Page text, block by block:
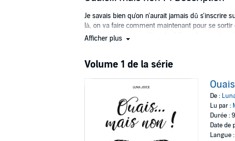
Je savais bien qu'on n'aurait jamais dû s'inscrire
là, on va faire comment maintenant pour se
! Je veux savoir ce qu'il cache ! Hors de question
Afficher plus
Volume 1 de la série
De :
Lu par :
Durée :
Date de
Langue